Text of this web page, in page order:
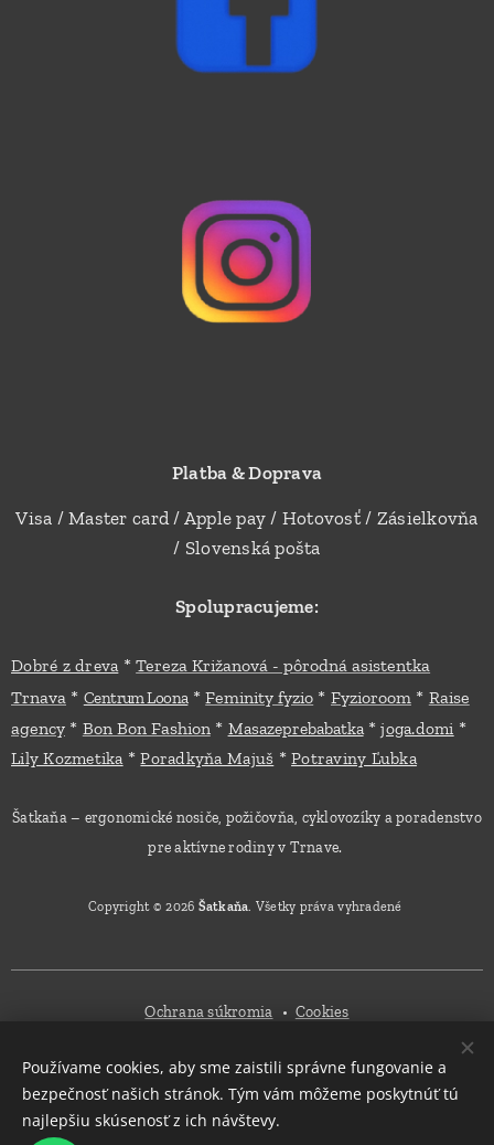
Platba & Doprava
Visa / Master card / Apple pay / Hotovosť / Zásielkovňa
/ Slovenská pošta
Spolupracujeme:
Dobré z dreva*Tereza Križanová - pôrodná asistentka
Trnava * Centrum Loona *Feminity fyzio * Fyzioroom* Raise
agency * Bon Bon Fashion* Masazeprebabatka*joga.domi *
Lily Kozmetika*Poradkyňa Majuš *Potraviny Ľubka
Šatkaňa – ergonomické nosiče, požičovňa, cyklovozíky a poradenstvo
pre aktívne rodiny v Trnave.
Copyright © 2026 Šatkaňa. Všetky práva vyhradené
Ochrana súkromia Cookies
Mena
EUR €
CZK Kč
Používame cookies, aby sme zaistili správne fungovanie a
bezpečnosť našich stránok. Tým vám môžeme poskytnúť tú
najlepšiu skúsenosť z ich návštevy.